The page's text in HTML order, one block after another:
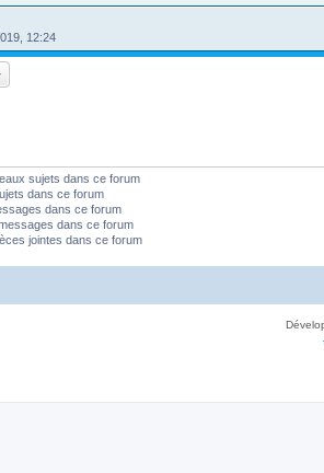
12:24
sujets dans ce forum
dans ce forum
dans ce forum
dans ce forum
jointes dans ce forum